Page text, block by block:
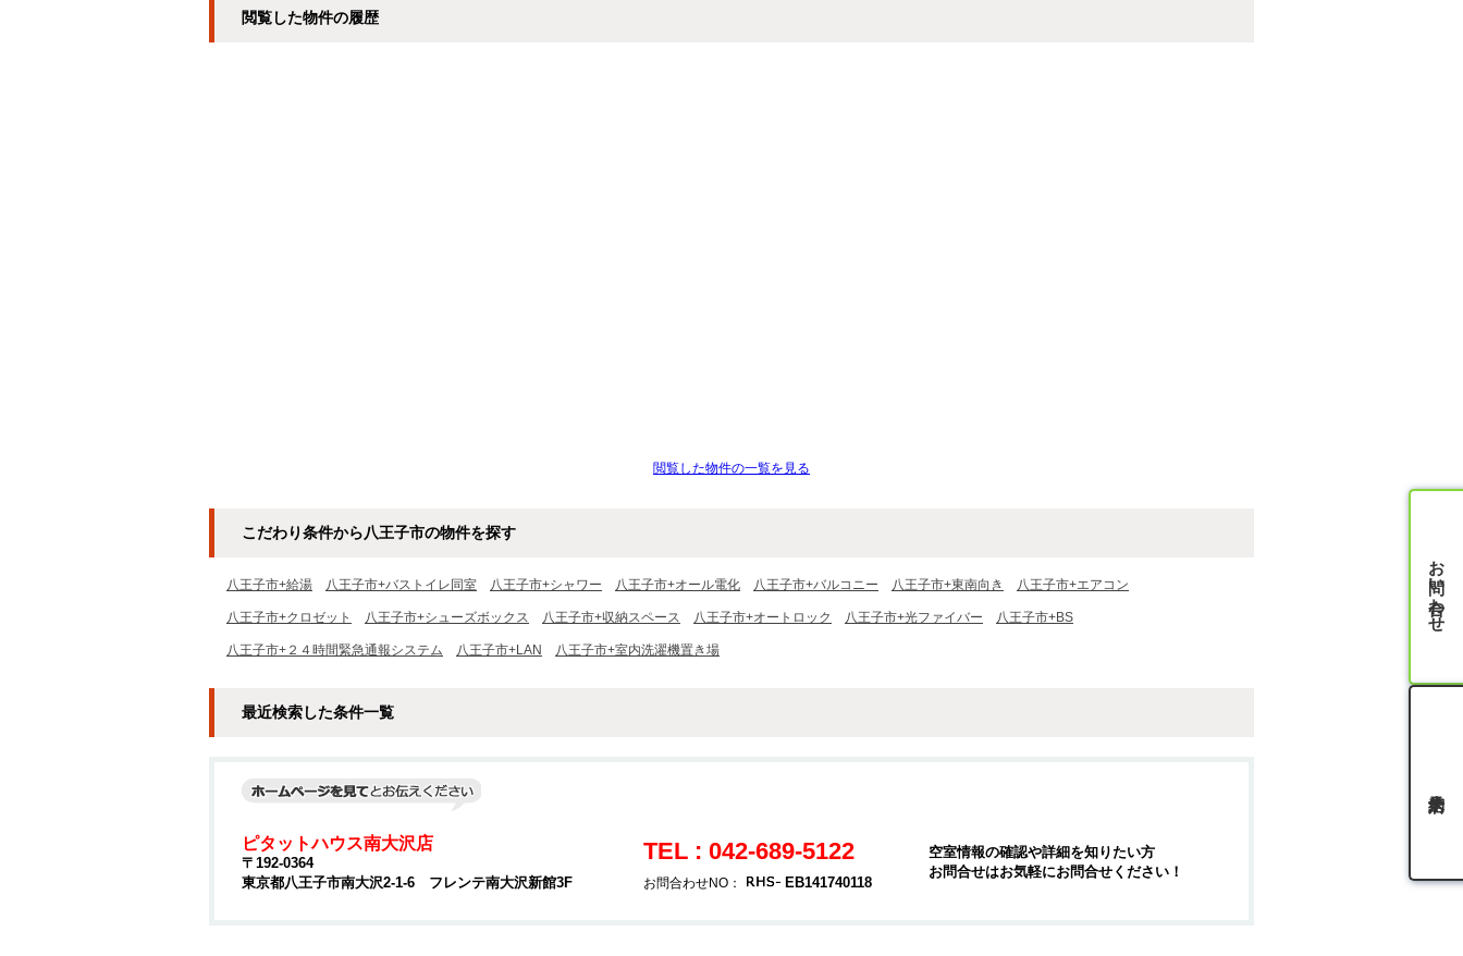
閲覧した物件の履歴
閲覧した物件の一覧を見る
こだわり条件から八王子市の物件を探す
八王子市+給湯 八王子市+バストイレ同室 八王子市+シャワー 八王子市+オール電化 八王子市+バルコニー 八王子市+東南向き 八王子市+エアコン
八王子市+クロゼット 八王子市+シューズボックス 八王子市+収納スペース 八王子市+オートロック 八王子市+光ファイバー 八王子市+BS
八王子市+２４時間緊急通報システム 八王子市+LAN 八王子市+室内洗濯機置き場
最近検索した条件一覧
ピタットハウス南大沢店
〒192-0364
東京都八王子市南大沢2-1-6 フレンテ南大沢新館3F
TEL : 042-689-5122
お問合わせNO： EB141740118
空室情報の確認や詳細を知りたい方
お問合せはお気軽にお問合せください！
お問い合わせ